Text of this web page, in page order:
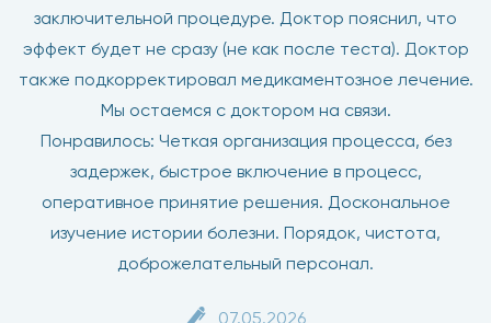
заключительной процедуре. Доктор пояснил, что
эффект будет не сразу (не как после теста). Доктор
также подкорректировал медикаментозное лечение.
Мы остаемся с доктором на связи.
Понравилось: Четкая организация процесса, без
задержек, быстрое включение в процесс,
оперативное принятие решения. Доскональное
изучение истории болезни. Порядок, чистота,
доброжелательный персонал.
07.05.2026